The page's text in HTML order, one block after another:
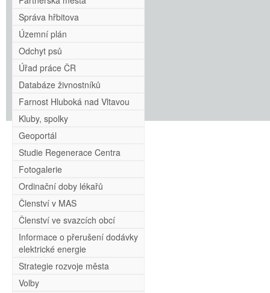
Správa hřbitova
Územní plán
Odchyt psů
Úřad práce ČR
Databáze živnostníků
Farnost Hluboká nad Vltavou
Kluby, spolky
Geoportál
Studie Regenerace Centra
Fotogalerie
Ordinační doby lékařů
Členství v MAS
Členství ve svazcích obcí
Informace o přerušení dodávky
elektrické energie
Strategie rozvoje města
Volby